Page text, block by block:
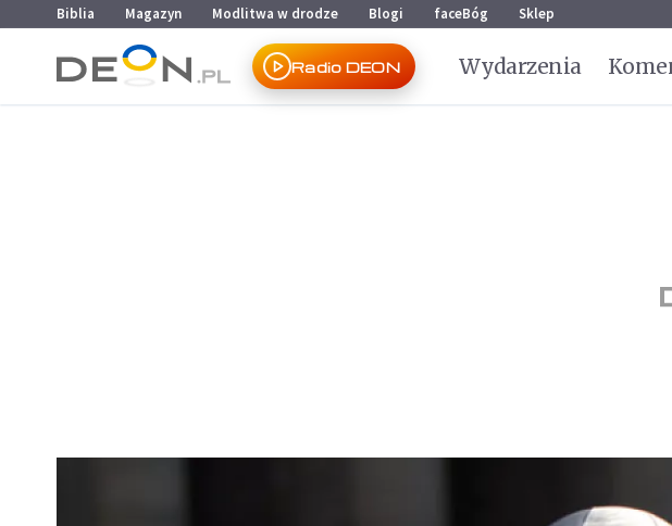
Przejdź do menu głównego
Przejdź do treści
Biblia Magazyn Modlitwa w drodze Blogi faceBóg Sklep
Radio DEON Wydarzenia